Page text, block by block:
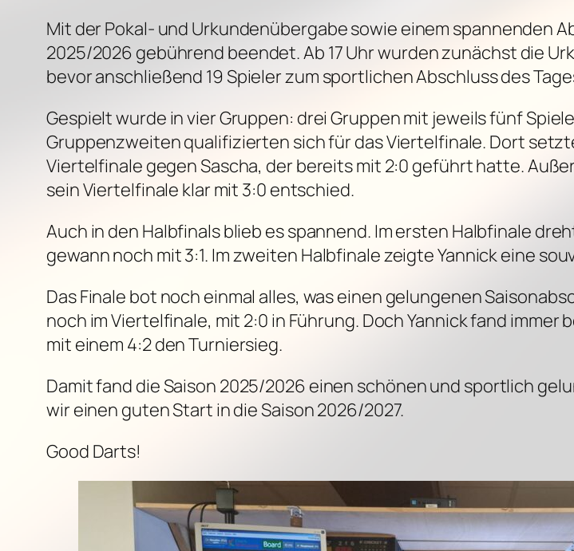
Mit der Pokal- und Urkundenübergabe sowie einem spannenden
2025/2026 gebührend beendet. Ab 17 Uhr wurden zunächst die
bevor anschließend 19 Spieler zum sportlichen Abschluss des
Gespielt wurde in vier Gruppen: drei Gruppen mit jeweils fünf
Gruppenzweiten qualifizierten sich für das Viertelfinale. Dort
Viertelfinale gegen Sascha, der bereits mit 2:0 geführt hatte.
sein Viertelfinale klar mit 3:0 entschied.
Auch in den Halbfinals blieb es spannend. Im ersten Halbfinale
gewann noch mit 3:1. Im zweiten Halbfinale zeigte Yannick eine
Das Finale bot noch einmal alles, was einen gelungenen
noch im Viertelfinale, mit 2:0 in Führung. Doch Yannick fand
mit einem 4:2 den Turniersieg.
Damit fand die Saison 2025/2026 einen schönen und sportlich
wir einen guten Start in die Saison 2026/2027.
Good Darts!